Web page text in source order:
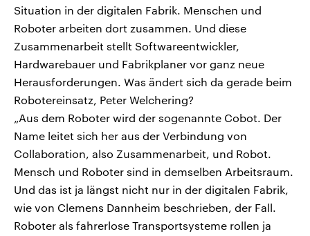
Situation in der digitalen Fabrik. Menschen und
Roboter arbeiten dort zusammen. Und diese
Zusammenarbeit stellt Softwareentwickler,
Hardwarebauer und Fabrikplaner vor ganz neue
Herausforderungen. Was ändert sich da gerade beim
Robotereinsatz, Peter Welchering?
„Aus dem Roboter wird der sogenannte Cobot. Der
Name leitet sich her aus der Verbindung von
Collaboration, also Zusammenarbeit, und Robot.
Mensch und Roboter sind in demselben Arbeitsraum.
Und das ist ja längst nicht nur in der digitalen Fabrik,
wie von Clemens Dannheim beschrieben, der Fall.
Roboter als fahrerlose Transportsysteme rollen ja